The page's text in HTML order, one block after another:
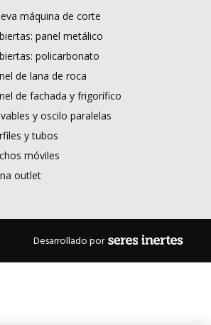
máquina de corte
panel metálico
policarbonato
de lana de roca
de fachada y frigorífico
y oscilo paralelas
y tubos
móviles
outlet
Desarrollado por